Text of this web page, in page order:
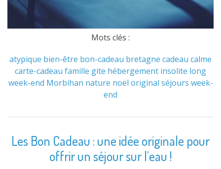
Mots clés :
atypique bien-être bon-cadeau bretagne cadeau calme
carte-cadeau famille gite hébergement insolite long
week-end Morbihan nature noël original séjours week-
end
Les Bon Cadeau : une idée originale pour
offrir un séjour sur l’eau !